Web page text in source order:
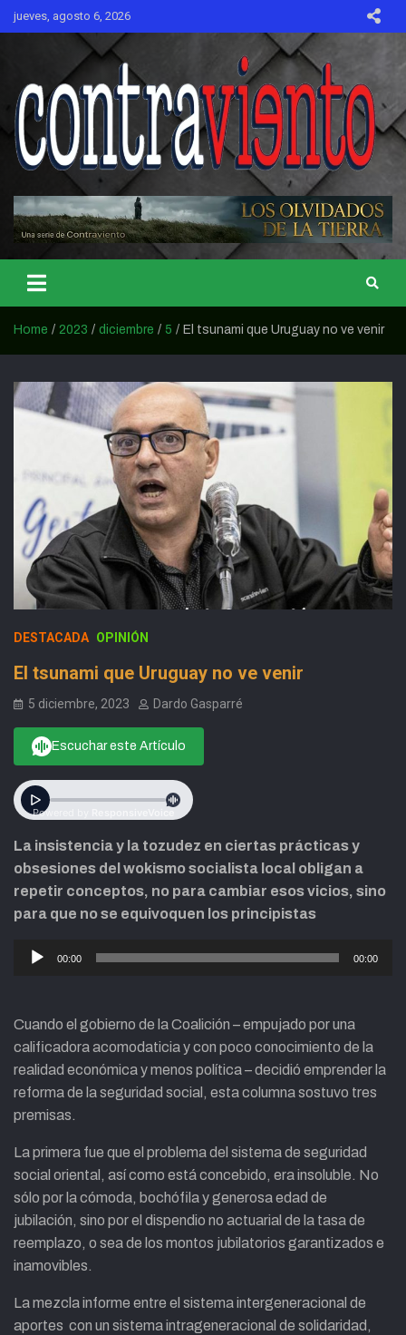
Skip
jueves, agosto 6, 2026
CONTRAVIENTO
Home 2023 diciembre 5 El tsunami que Uruguay no ve venir
DESTACADA OPINIÓN
El tsunami que Uruguay no ve venir
5 diciembre, 2023 Dardo Gasparré
Escuchar este Artículo
La insistencia y la tozudez en ciertas prácticas y
obsesiones del wokismo socialista local obligan a
repetir conceptos, no para cambiar esos vicios, sino
para que no se equivoquen los principistas
Reproductor
00:00 00:00
Cuando el gobierno de la Coalición – empujado por una
calificadora acomodaticia y con poco conocimiento de la
realidad económica y menos política – decidió emprender la
reforma de la seguridad social, esta columna sostuvo tres
premisas.
La primera fue que el problema del sistema de seguridad
social oriental, así como está concebido, era insoluble. No
sólo por la cómoda, bochófila y generosa edad de
jubilación, sino por el dispendio no actuarial de la tasa de
reemplazo, o sea de los montos jubilatorios garantizados e
inamovibles.
La mezcla informe entre el sistema intergeneracional de
aportes con un sistema intrageneracional de solidaridad,